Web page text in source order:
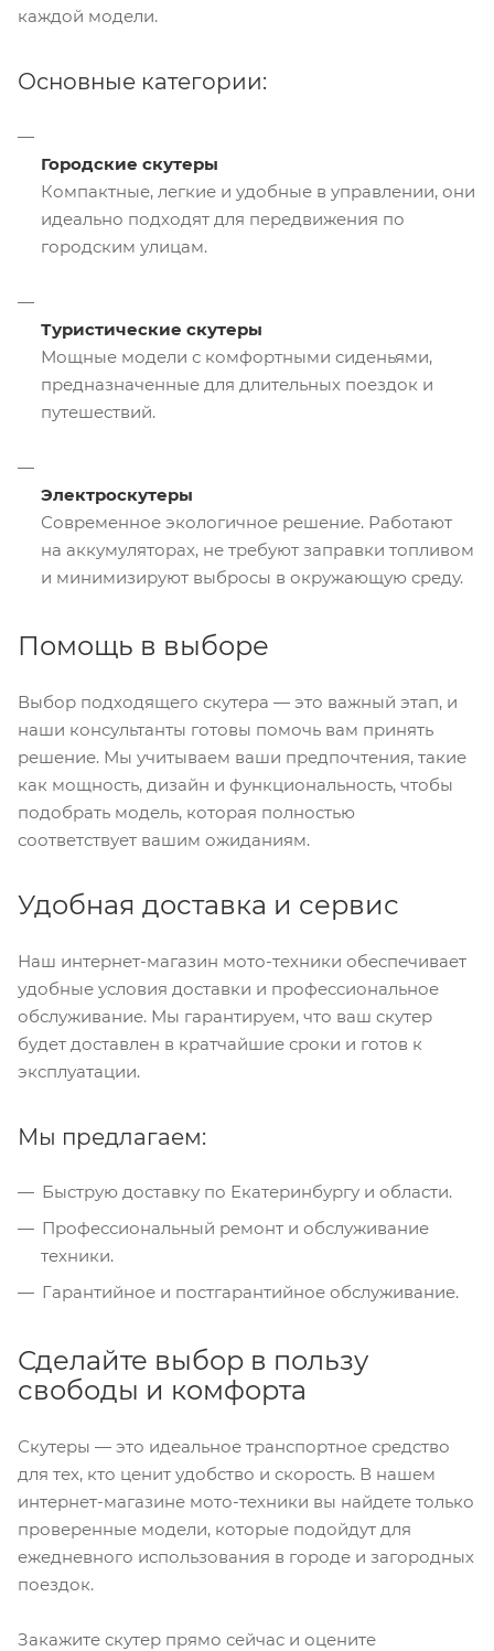
каждой модели.
Основные категории:
Городские скутеры
Компактные, легкие и удобные в управлении, они
идеально подходят для передвижения по
городским улицам.
Туристические скутеры
Мощные модели с комфортными сиденьями,
предназначенные для длительных поездок и
путешествий.
Электроскутеры
Современное экологичное решение. Работают
на аккумуляторах, не требуют заправки топливом
и минимизируют выбросы в окружающую среду.
Помощь в выборе
Выбор подходящего скутера — это важный этап, и
наши консультанты готовы помочь вам принять
решение. Мы учитываем ваши предпочтения, такие
как мощность, дизайн и функциональность, чтобы
подобрать модель, которая полностью
соответствует вашим ожиданиям.
Удобная доставка и сервис
Наш интернет-магазин мото-техники обеспечивает
удобные условия доставки и профессиональное
обслуживание. Мы гарантируем, что ваш скутер
будет доставлен в кратчайшие сроки и готов к
эксплуатации.
Мы предлагаем:
Быструю доставку по Екатеринбургу и области.
Профессиональный ремонт и обслуживание
техники.
Гарантийное и постгарантийное обслуживание.
Сделайте выбор в пользу
свободы и комфорта
Скутеры — это идеальное транспортное средство
для тех, кто ценит удобство и скорость. В нашем
интернет-магазине мото-техники вы найдете только
проверенные модели, которые подойдут для
ежедневного использования в городе и загородных
поездок.
Закажите скутер прямо сейчас и оцените